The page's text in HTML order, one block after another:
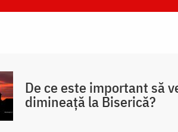
De ce este important să
dimineață la Biserică?